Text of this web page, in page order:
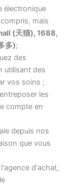
électronique
mais
(天猫), 1688,
多);
des
utilisant des
vos soins ;
les
compte en
depuis nos
que vous
d'achat,